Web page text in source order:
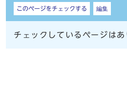
しおり
このページをチェックする 編集
チェックしているページは